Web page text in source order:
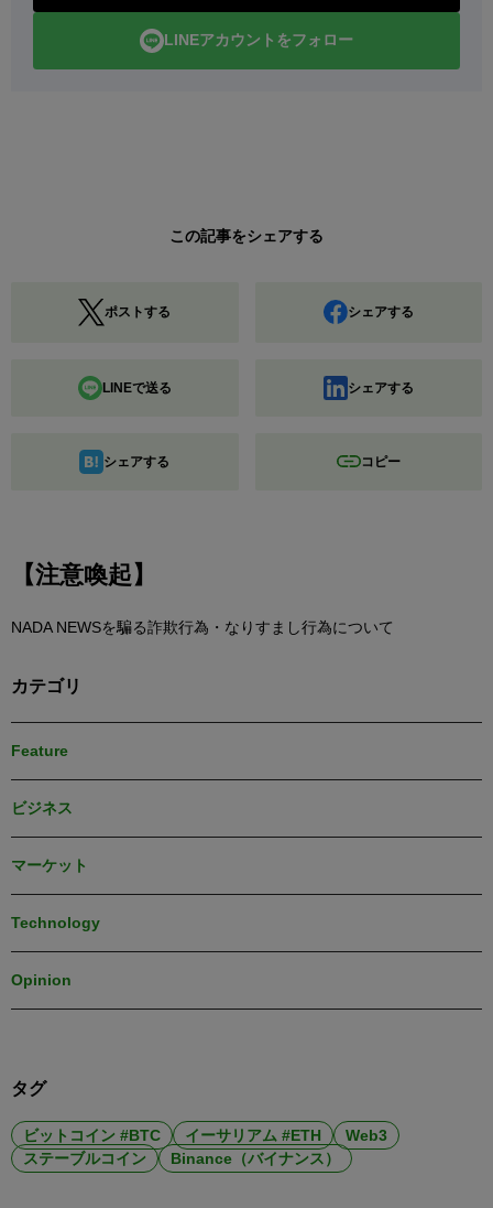
LINEアカウントをフォロー
この記事をシェアする
ポストする シェアする
LINEで送る シェアする
シェアする コピー
【注意喚起】
NADA NEWSを騙る詐欺行為・なりすまし行為について
カテゴリ
Feature
ビジネス
マーケット
Technology
Opinion
タグ
ビットコイン #BTC イーサリアム #ETH
Web3
ステーブルコイン
Binance（バイナンス）